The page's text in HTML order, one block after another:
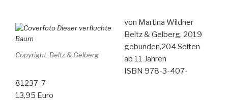
Copyright: Beltz & Gelberg
von Martina Wildner
Beltz & Gelberg, 2019
gebunden,204 Seiten
ab 11 Jahren
ISBN 978-3-407-
81237-7
13,95 Euro